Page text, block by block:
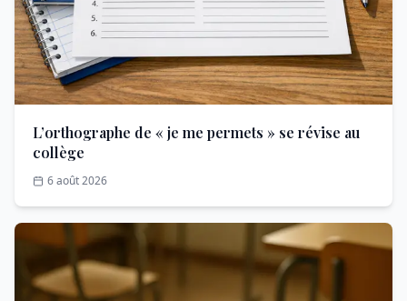
L’orthographe de « je me permets » se révise au
collège
6 août 2026